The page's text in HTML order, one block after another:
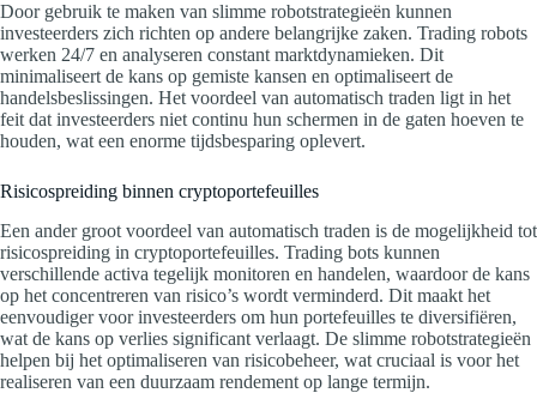
Door gebruik te maken van slimme robotstrategieën kunnen
investeerders zich richten op andere belangrijke zaken. Trading robots
werken 24/7 en analyseren constant marktdynamieken. Dit
minimaliseert de kans op gemiste kansen en optimaliseert de
handelsbeslissingen. Het voordeel van automatisch traden ligt in het
feit dat investeerders niet continu hun schermen in de gaten hoeven te
houden, wat een enorme tijdsbesparing oplevert.
Risicospreiding binnen cryptoportefeuilles
Een ander groot voordeel van automatisch traden is de mogelijkheid tot
risicospreiding in cryptoportefeuilles. Trading bots kunnen
verschillende activa tegelijk monitoren en handelen, waardoor de kans
op het concentreren van risico’s wordt verminderd. Dit maakt het
eenvoudiger voor investeerders om hun portefeuilles te diversifiëren,
wat de kans op verlies significant verlaagt. De slimme robotstrategieën
helpen bij het optimaliseren van risicobeheer, wat cruciaal is voor het
realiseren van een duurzaam rendement op lange termijn.